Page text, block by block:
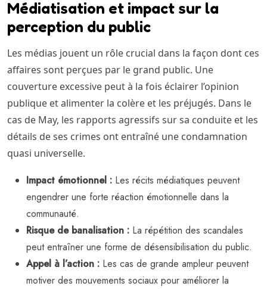
Médiatisation et impact sur la
perception du public
Les médias jouent un rôle crucial dans la façon dont ces
affaires sont perçues par le grand public. Une
couverture excessive peut à la fois éclairer l’opinion
publique et alimenter la colère et les préjugés. Dans le
cas de May, les rapports agressifs sur sa conduite et les
détails de ses crimes ont entraîné une condamnation
quasi universelle.
Impact émotionnel : Les récits médiatiques peuvent
engendrer une forte réaction émotionnelle dans la
communauté.
Risque de banalisation : La répétition des scandales
peut entraîner une forme de désensibilisation du public.
Appel à l’action : Les cas de grande ampleur peuvent
motiver des mouvements sociaux pour améliorer la